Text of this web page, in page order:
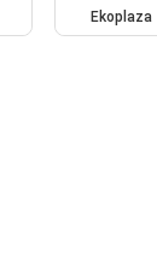
Ekoplaza